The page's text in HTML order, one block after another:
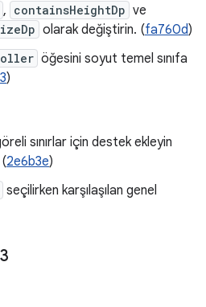
, containsHeightDp ve
olarak değiştirin. (fa760d)
öğesini soyut temel sınıfa
)
sınırlar için destek ekleyin
2e6b3e)
seçilirken karşılaşılan genel